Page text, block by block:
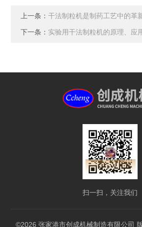
上一条：干法制粒机是制药工艺中的革
下一条： 实验用干法制粒机的原理、应
扫一扫，关注我们
©2026 张家港市创成机械制造有限公司